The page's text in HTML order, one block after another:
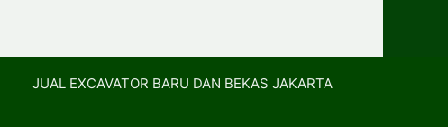
JUAL EXCAVATOR BARU DAN BEKAS JAKARTA